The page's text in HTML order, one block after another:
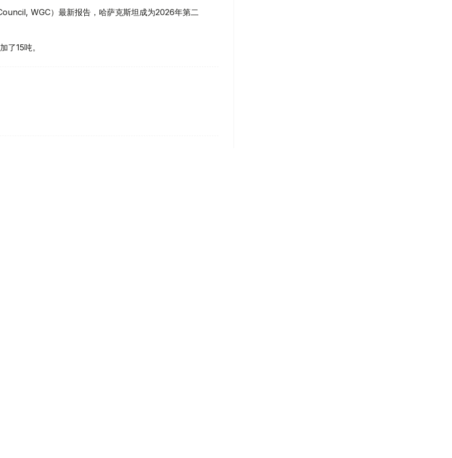
WGC）最新报告，哈萨克斯坦成为2026年第二
了15吨。